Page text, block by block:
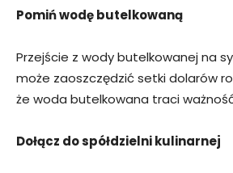
Pomiń wodę butelkowaną
Przejście z wody butelkowanej na
może zaoszczędzić setki dolarów
że woda butelkowana traci
Dołącz do spółdzielni kulinarnej